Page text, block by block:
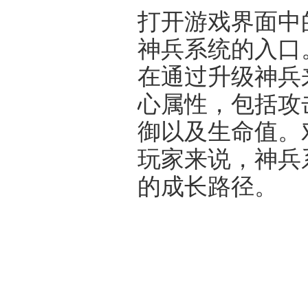
打开游戏界面
神兵系统的入
在通过升级神
心属性，包括
御以及生命值
玩家来说，神
的成长路径。